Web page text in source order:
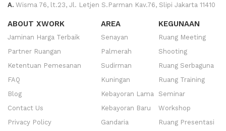
A. Wisma 76, lt.23, Jl. Letjen S.Parman Kav.76, Slipi Jakarta 11410
ABOUT XWORK
Jaminan Harga Terbaik
Partner Ruangan
Ketentuan Pemesanan
FAQ
Blog
Contact Us
Privacy Policy
AREA
Senayan
Palmerah
Sudirman
Kuningan
Kebayoran Lama
Kebayoran Baru
Gandaria
KEGUNAAN
Ruang Meeting
Shooting
Ruang Serbaguna
Ruang Training
Seminar
Workshop
Ruang Presentasi